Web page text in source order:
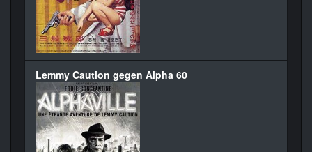
Lemmy Caution gegen Alpha 60